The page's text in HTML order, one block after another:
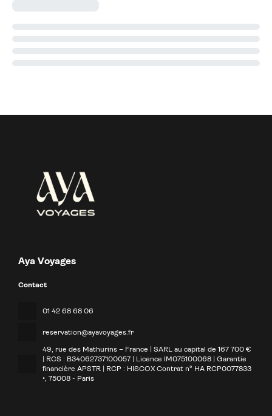
Aya Voyages
Contact
01 42 68 68 06
reservation@ayavoyages.fr
49, rue des Mathurins – France | SARL au capital de 167 700 €
| RCS : B34062737100057 | Licence IM075100068 | Garantie
financière APSTR | RCP : HISCOX Contrat n° HA RCP0077833
• , 75008 - Paris